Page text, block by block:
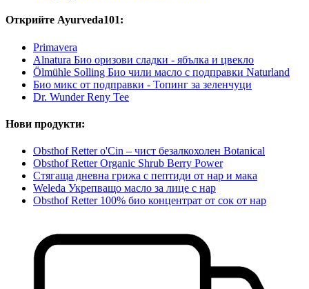
Открийте Ayurveda101:
Primavera
Alnatura Био оризови сладки - ябълка и цвекло
Ölmühle Solling Био чили масло с подправки Naturland
Био микс от подправки - Топинг за зеленчуци
Dr. Wunder Reny Tee
Нови продукти:
Obsthof Retter o'Cin – чист безалкохолен Botanical
Obsthof Retter Organic Shrub Berry Power
Стягаща дневна грижа с пептиди от нар и мака
Weleda Укрепващо масло за лице с нар
Obsthof Retter 100% био концентрат от сок от нар